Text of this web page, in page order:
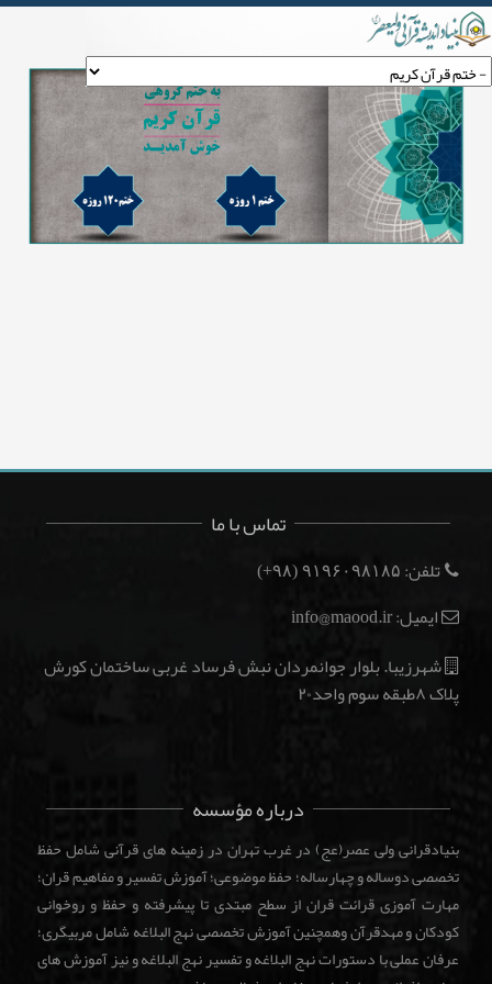
تماس با ما
تلفن: ۹۱۹۶۰۹۸۱۸۵ (۹۸+)
ایمیل: info@maood.ir
شهرزیبا. بلوار جوانمردان نبش فرساد غربی ساختمان کورش
پلاک ۸طبقه سوم واحد۲۰
درباره مؤسسه
بنیادقرانی ولی عصر(عج) در غرب تهران در زمینه های قرآنی شامل حفظ
تخصصی دوساله و چهارساله؛ حفظ موضوعی؛ آموزش تفسیر و مفاهیم قران؛
مهارت آموزی قرائت قران از سطح مبتدی تا پیشرفته و حفظ و روخوانی
کودکان و مهدقرآن وهمچنین آموزش تخصصی نهج البلاغه شامل مربیگری؛
عرفان عملی با دستورات نهج البلاغه و تفسیر نهج البلاغه و نیز آموزش های